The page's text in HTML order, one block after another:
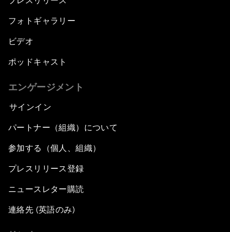
フォトギャラリー
ビデオ
ポッドキャスト
エンゲージメント
サインイン
パートナー（組織）について
参加する（個人、組織）
プレスリリース登録
ニュースレター購読
連絡先 (英語のみ)